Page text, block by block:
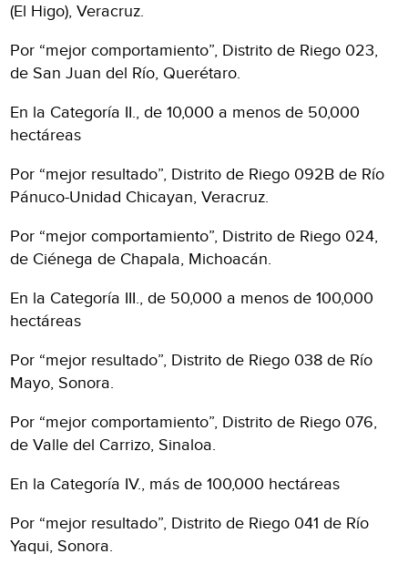
(El Higo), Veracruz.
Por “mejor comportamiento”, Distrito de Riego 023,
de San Juan del Río, Querétaro.
En la Categoría II., de 10,000 a menos de 50,000
hectáreas
Por “mejor resultado”, Distrito de Riego 092B de Río
Pánuco-Unidad Chicayan, Veracruz.
Por “mejor comportamiento”, Distrito de Riego 024,
de Ciénega de Chapala, Michoacán.
En la Categoría III., de 50,000 a menos de 100,000
hectáreas
Por “mejor resultado”, Distrito de Riego 038 de Río
Mayo, Sonora.
Por “mejor comportamiento”, Distrito de Riego 076,
de Valle del Carrizo, Sinaloa.
En la Categoría IV., más de 100,000 hectáreas
Por “mejor resultado”, Distrito de Riego 041 de Río
Yaqui, Sonora.